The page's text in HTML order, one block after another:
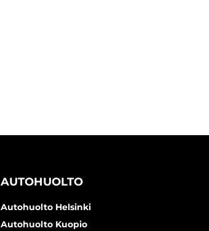
AUTOHUOLTO
Autohuolto Helsinki
Autohuolto Kuopio